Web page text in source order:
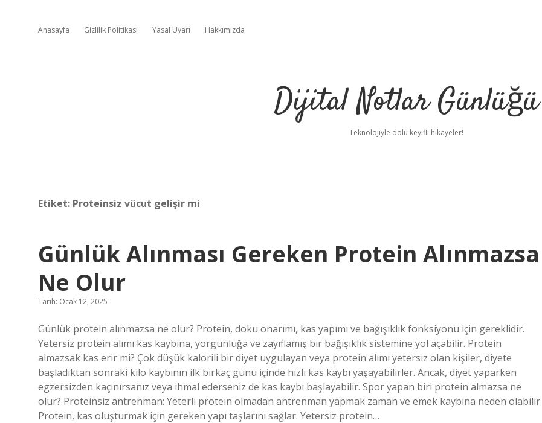
Anasayfa Gizlilik Politikası Yasal Uyarı Hakkımızda
Dijital Notlar Günlüğü
Teknolojiyle dolu keyifli hikayeler!
Etiket: Proteinsiz vücut gelişir mi
Günlük Alınması Gereken Protein Alınmazsa
Ne Olur
Tarih: Ocak 12, 2025
Günlük protein alınmazsa ne olur? Protein, doku onarımı, kas yapımı ve bağışıklık fonksiyonu için gereklidir.
Yetersiz protein alımı kas kaybına, yorgunluğa ve zayıflamış bir bağışıklık sistemine yol açabilir. Protein
almazsak kas erir mi? Çok düşük kalorili bir diyet uygulayan veya protein alımı yetersiz olan kişiler, diyete
başladıktan sonraki kilo kaybının ilk birkaç günü içinde hızlı kas kaybı yaşayabilirler. Ancak, diyet yaparken
egzersizden kaçınırsanız veya ihmal ederseniz de kas kaybı başlayabilir. Spor yapan biri protein almazsa ne
olur? Proteinsiz antrenman: Yeterli protein olmadan antrenman yapmak zaman ve emek kaybına neden olabilir.
Protein, kas oluşturmak için gereken yapı taşlarını sağlar. Yetersiz protein…